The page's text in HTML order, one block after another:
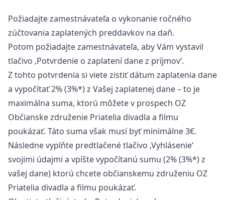
Požiadajte zamestnávateľa o vykonanie ročného
zúčtovania zaplatených preddavkov na daň.
Potom požiadajte zamestnávateľa, aby Vám vystavil
tlačivo ‚Potvrdenie o zaplatení dane z príjmov‘.
Z tohto potvrdenia si viete zistiť dátum zaplatenia dane
a vypočítať 2% (3%*) z Vašej zaplatenej dane – to je
maximálna suma, ktorú môžete v prospech OZ
Občianske združenie Priatelia divadla a filmu
poukázať. Táto suma však musí byť minimálne 3€.
Následne vyplňte predtlačené tlačivo ‚Vyhlásenie‘
svojimi údajmi a vpíšte vypočítanú sumu (2% (3%*) z
vašej dane) ktorú chcete občianskemu združeniu OZ
Priatelia divadla a filmu poukázať.